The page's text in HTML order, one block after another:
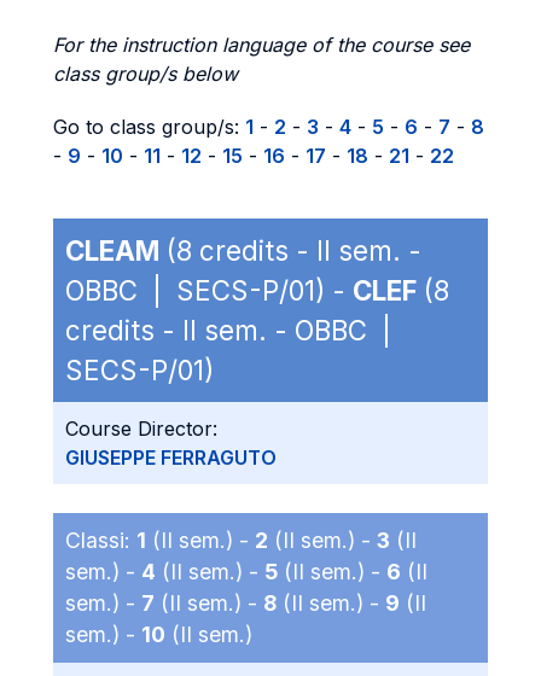
For the instruction language of the course see
class group/s below
Go to class group/s: 1 - 2 - 3 - 4 - 5 - 6 - 7 - 8
- 9 - 10 - 11 - 12 - 15 - 16 - 17 - 18 - 21 - 22
CLEAM (8 credits - II sem. -
OBBC | SECS-P/01) - CLEF (8
credits - II sem. - OBBC |
SECS-P/01)
Course Director:
GIUSEPPE FERRAGUTO
Classi: 1 (II sem.) - 2 (II sem.) - 3 (II
sem.) - 4 (II sem.) - 5 (II sem.) - 6 (II
sem.) - 7 (II sem.) - 8 (II sem.) - 9 (II
sem.) - 10 (II sem.)